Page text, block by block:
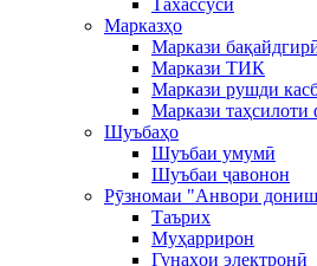
Тахассусӣ
Марказҳо
Маркази
Маркази ТИК
Маркази рушди
Маркази таҳсилоти
Шуъбаҳо
Шуъбаи умумӣ
Шуъбаи ҷавонон
Рӯзномаи "Анвори
Таърих
Муҳаррирон
Гунаҳои электронӣ